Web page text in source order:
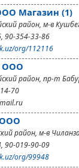
Магазин (1)
район, м-в
90-354-33-86
org/112116
ООО
район, пр-т
70
район, м-в
90-019-90-09
org/99948